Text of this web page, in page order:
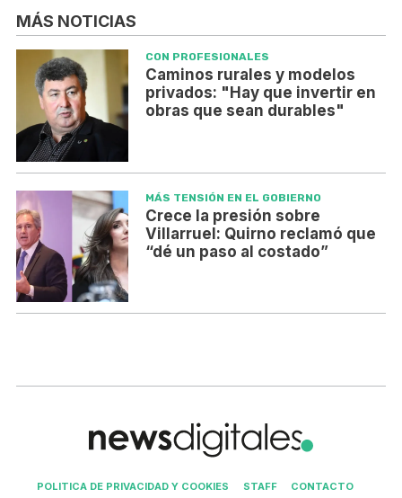
MÁS NOTICIAS
CON PROFESIONALES
Caminos rurales y modelos
privados: "Hay que invertir en
obras que sean durables"
MÁS TENSIÓN EN EL GOBIERNO
Crece la presión sobre
Villarruel: Quirno reclamó que
“dé un paso al costado”
POLITICA DE PRIVACIDAD Y COOKIES STAFF CONTACTO